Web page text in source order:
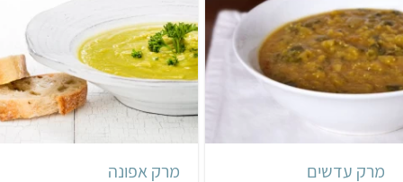
קל 35 דקות
4 מנות
מרק עדשים
שעה ו-20 דקות
8 מנות
מרק אפונה